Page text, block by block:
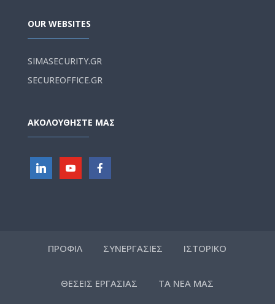
OUR WEBSITES
SIMASECURITY.GR
SECUREOFFICE.GR
ΑΚΟΛΟΥΘΗΣΤΕ ΜΑΣ
ΠΡΟΦΙΛ ΣΥΝΕΡΓΑΣΙΕΣ ΙΣΤΟΡΙΚΟ
ΘΕΣΕΙΣ ΕΡΓΑΣΙΑΣ ΤΑ ΝΕΑ ΜΑΣ